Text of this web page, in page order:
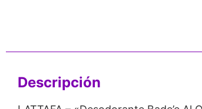
Descripción